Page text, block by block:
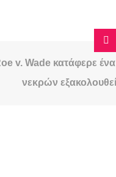
v. Wade κατάφερε
νεκρών εξακολουθεί